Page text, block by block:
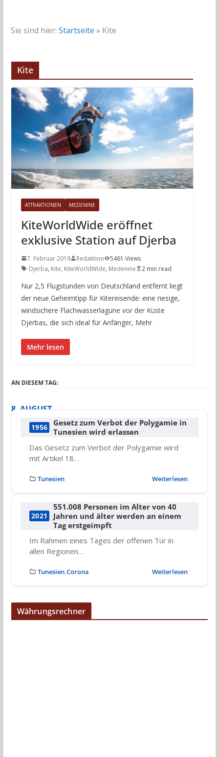
Sie sind hier: Startseite » Kite
Kite
ATTRAKTIONEN MEDENINE
KiteWorldWide eröffnet
exklusive Station auf Djerba
7. Februar 2019 Redaktion
5461 Views
Djerba, Kite, KiteWorldWide, Medenine 2 min read
Nur 2,5 Flugstunden von Deutschland entfernt liegt
der neue Geheimtipp für Kitereisende: eine riesige,
windsichere Flachwasserlagune vor der Küste
Djerbas, die sich ideal für Anfänger, Mehr
Mehr lesen
AN DIESEM TAG:
8. AUGUST
1956
Gesetz zum Verbot der Polygamie in
Tunesien wird erlassen
Das Gesetz zum Verbot der Polygamie wird
mit Artikel 18…
Tunesien Weiterlesen
2021
551.008 Personen im Alter von 40
Jahren und älter werden an einem
Tag erstgeimpft
Im Rahmen eines Tages der offenen Tür in
allen Regionen…
Tunesien, Corona Weiterlesen
Währungsrechner